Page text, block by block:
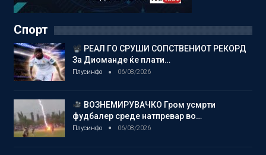
Спорт
РЕАЛ ГО СРУШИ СОПСТВЕНИОТ РЕКОРД
За Диоманде ќе плати…
Плусинфо 06/08/2026
ВОЗНЕМИРУВАЧКО Гром усмрти
фудбалер среде натпревар во…
Плусинфо 06/08/2026